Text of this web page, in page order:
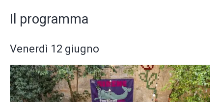
Il programma
Venerdì 12 giugno